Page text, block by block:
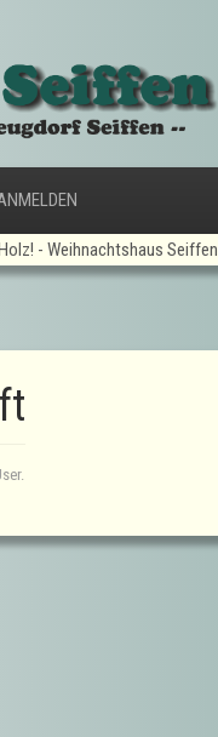
- Weihnachtshaus Seiffen